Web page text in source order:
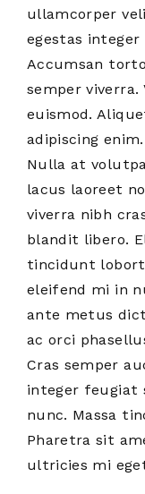
ullamcorper
egestas
Accumsan
semper
euismod.
adipiscing
Nulla at
lacus laoreet
viverra nibh
blandit libero.
tincidunt
eleifend mi in
ante metus
ac orci
Cras semper
integer feugiat
nunc. Massa
Pharetra sit
ultricies mi